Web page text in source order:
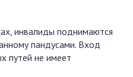
инвалиды поднимаются
пандусами. Вход
путей не имеет